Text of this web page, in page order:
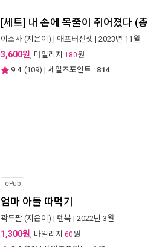
[세트] 내 손에 목줄이 쥐어졌다 (
이소사 (지은이) | 애프터선셋 | 2023년 11월
3,600원, 마일리지 180원
9.4 (109) | 세일즈포인트 : 814
ePub
엄마 아들 따먹기
곽두팔 (지은이) | 텐북 | 2022년 3월
1,300원, 마일리지 60원